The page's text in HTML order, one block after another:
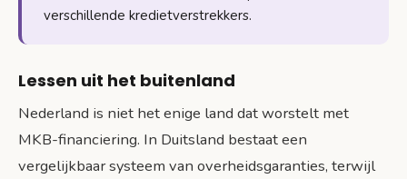
verschillende kredietverstrekkers.
Lessen uit het buitenland
Nederland is niet het enige land dat worstelt met
MKB-financiering. In Duitsland bestaat een
vergelijkbaar systeem van overheidsgaranties, terwijl